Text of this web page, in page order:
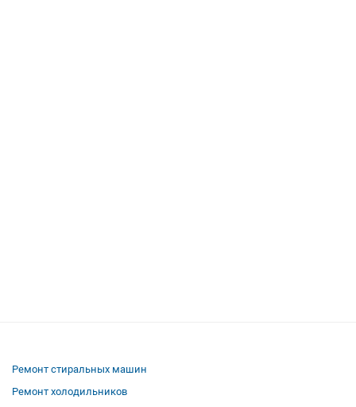
Ремонт стиральных машин
Ремонт холодильников